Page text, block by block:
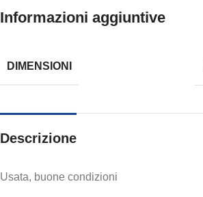
Informazioni aggiuntive
DIMENSIONI
Descrizione
Usata, buone condizioni